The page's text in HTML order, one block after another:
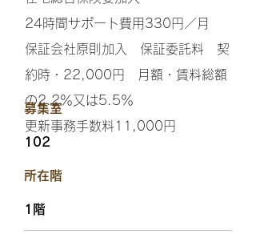
24時間サポート費用330円／月
保証会社原則加入 保証委託料 契
約時・22,000円 月額・賃料総額
の2.2％又は5.5％
更新事務手数料11,000円
​募集室
102
​所在階
1階